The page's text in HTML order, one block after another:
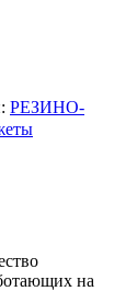
РЕЗИНО-
на